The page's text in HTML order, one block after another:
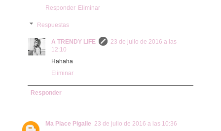
Responder Eliminar
Respuestas
A TRENDY LIFE
23 de julio de 2016 a las
12:10
Hahaha
Eliminar
Responder
Ma Place Pigalle 23 de julio de 2016 a las 10:36